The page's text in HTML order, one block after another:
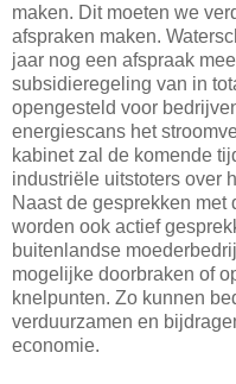
maken. Dit moeten we
afspraken maken.
jaar nog een afspraak
subsidieregeling van in
opengesteld voor
energiescans het
kabinet zal de komende
industriële uitstoters over
Naast de gesprekken met
worden ook actief
buitenlandse
mogelijke doorbraken of
knelpunten. Zo kunnen
verduurzamen en
economie.